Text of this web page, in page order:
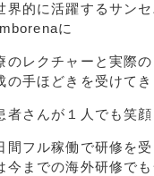
界的に活躍するサン
に
のレクチャーと実際
の手ほどきを受けてき
者さんが１人でも笑
間フル稼働で研修を受
今までの海外研修で